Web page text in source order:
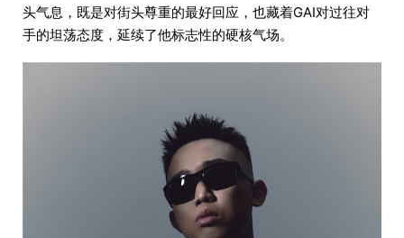
头气息，既是对街头尊重的最好回应，也藏着GAI对过往对
手的坦荡态度，延续了他标志性的硬核气场。